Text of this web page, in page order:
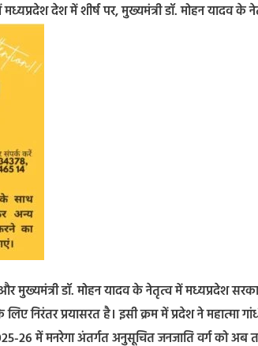
मध्यप्रदेश देश में शीर्ष पर, मुख्यमंत्री डॉ. मोहन यादव
और मुख्यमंत्री डॉ. मोहन यादव के नेतृत्व में मध्यप्रदेश
प्रयासरत है। इसी क्रम में प्रदेश ने महात्मा गांधी
26 में मनरेगा अंतर्गत अनुसूचित जनजाति वर्ग को अब